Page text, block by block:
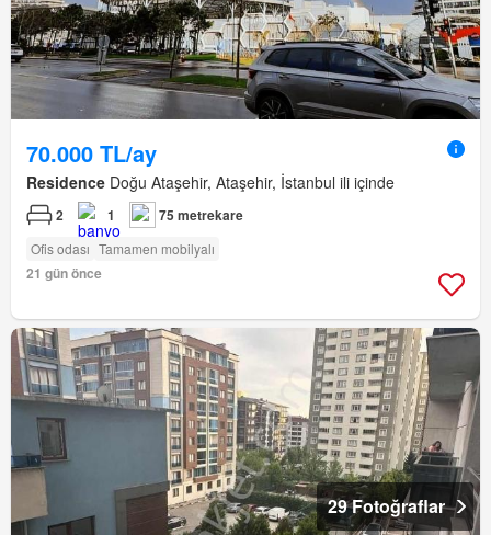
70.000 TL/ay
Residence Doğu Ataşehir, Ataşehir, İstanbul ili içinde
2 1 75 metrekare
Ofis odası Tamamen mobilyalı
21 gün önce
29 Fotoğraflar